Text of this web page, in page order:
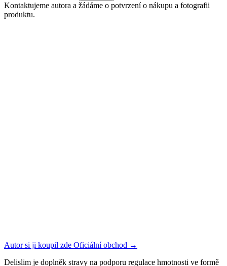
Kontaktujeme autora a žádáme o potvrzení o nákupu a fotografii
produktu.
Autor si ji koupil zde Oficiální obchod →
Delislim je doplněk stravy na podporu regulace hmotnosti ve formě